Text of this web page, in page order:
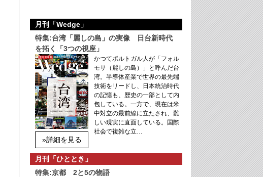
月刊「Wedge」
特集:台湾「麗しの島」の実像 日台新時代
を拓く「3つの視座」
»詳細を見る
かつてポルトガル人が「フォル
モサ（麗しの島）」と呼んだ台
湾。半導体産業で世界の最先端
技術をリードし、日本統治時代
の記憶も、歴史の一部として内
包している。一方で、現在は米
中対立の最前線に立たされ、難
しい現実に直面している。国際
社会で複雑な立…
月刊「ひととき」
特集:京都 2と5の物語